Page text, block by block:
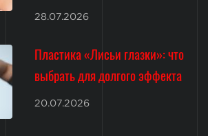
28.07.2026
Пластика «Лисьи глазки»: что
выбрать для долгого эффекта
20.07.2026